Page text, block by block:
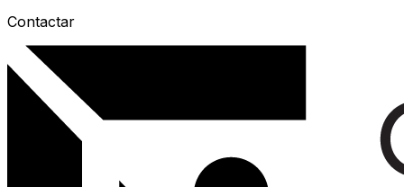
Contactar